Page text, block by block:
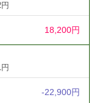
18,200円
-22,900円